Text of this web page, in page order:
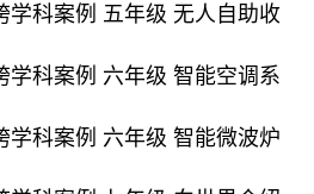
学科案例 五年级 无人自助收
学科案例 六年级 智能空调系
学科案例 六年级 智能微波炉